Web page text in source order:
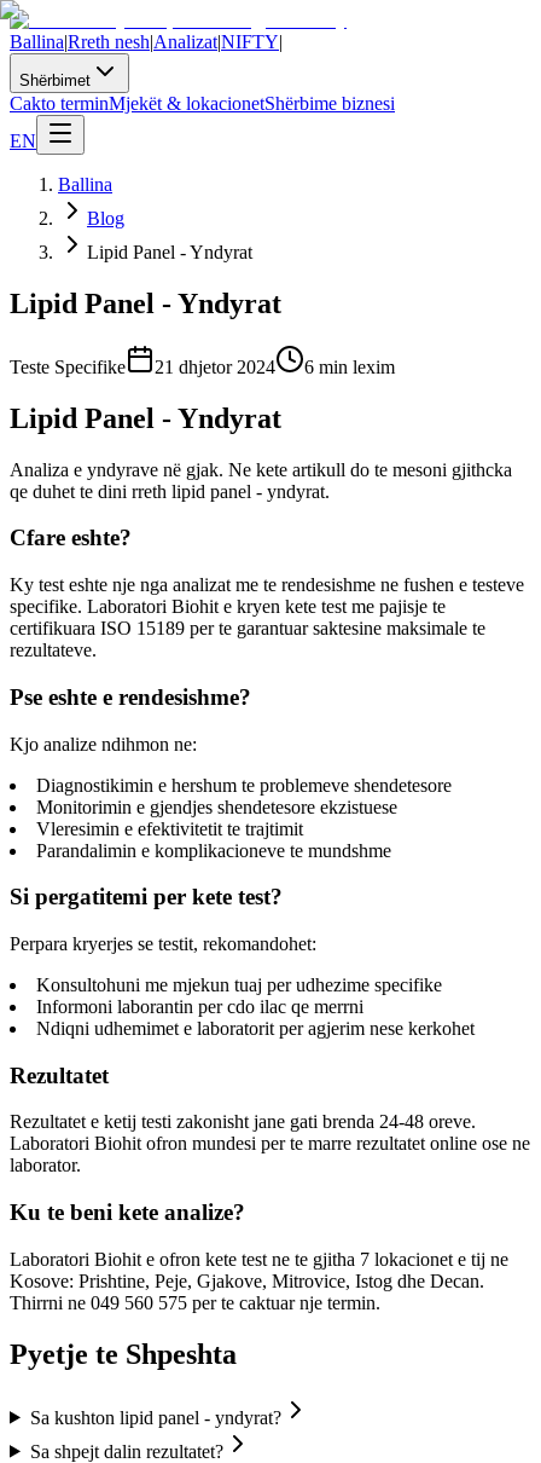
Ballina|Rreth nesh|Analizat|NIFTY|
Shërbimet
Cakto terminMjekët & lokacionetShërbime biznesi
EN
Ballina
Blog
Lipid Panel - Yndyrat
Lipid Panel - Yndyrat
Teste Specifike 21 dhjetor 2024 6 min lexim
Lipid Panel - Yndyrat
Analiza e yndyrave në gjak. Ne kete artikull do te mesoni gjithcka
qe duhet te dini rreth lipid panel - yndyrat.
Cfare eshte?
Ky test eshte nje nga analizat me te rendesishme ne fushen e testeve
specifike. Laboratori Biohit e kryen kete test me pajisje te
certifikuara ISO 15189 per te garantuar saktesine maksimale te
rezultateve.
Pse eshte e rendesishme?
Kjo analize ndihmon ne:
Diagnostikimin e hershum te problemeve shendetesore
Monitorimin e gjendjes shendetesore ekzistuese
Vleresimin e efektivitetit te trajtimit
Parandalimin e komplikacioneve te mundshme
Si pergatitemi per kete test?
Perpara kryerjes se testit, rekomandohet:
Konsultohuni me mjekun tuaj per udhezime specifike
Informoni laborantin per cdo ilac qe merrni
Ndiqni udhemimet e laboratorit per agjerim nese kerkohet
Rezultatet
Rezultatet e ketij testi zakonisht jane gati brenda 24-48 oreve.
Laboratori Biohit ofron mundesi per te marre rezultatet online ose ne
laborator.
Ku te beni kete analize?
Laboratori Biohit e ofron kete test ne te gjitha 7 lokacionet e tij ne
Kosove: Prishtine, Peje, Gjakove, Mitrovice, Istog dhe Decan.
Thirrni ne 049 560 575 per te caktuar nje termin.
Pyetje te Shpeshta
Sa kushton lipid panel - yndyrat?
Sa shpejt dalin rezultatet?